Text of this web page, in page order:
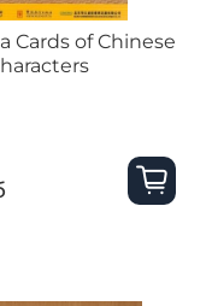
Cards of Chinese